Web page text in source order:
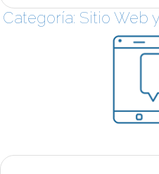
Categoría: Sitio Web